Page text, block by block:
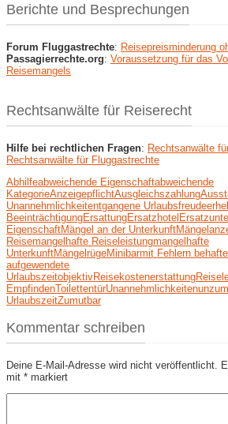
Berichte und Besprechungen
Forum Fluggastrechte: Reisepreisminderung
Passagierrechte.org: Voraussetzung für das
Reisemangels
Rechtsanwälte für Reiserecht
Hilfe bei rechtlichen Fragen: Rechtsanwälte
Rechtsanwälte für Fluggastrechte
Abhilfeabweichende Eigenschaftabweichende
KategorieAnzeigepflichtAusgleichszahlung
Unannehmlichkeitentgangene Urlaubsfreude
BeeinträchtigungErsattungErsatzhotel
EigenschaftMängel an der Unterkunft
Reisemangelhafte Reiseleistungmangelhafte
UnterkunftMängelrügeMinibarmit Fehlern
aufgewendete
UrlaubszeitobjektivReisekostenerstattung
EmpfindenToilettentürUnannehmlichkeiten
UrlaubszeitZumutbar
Kommentar schreiben
Deine E-Mail-Adresse wird nicht veröffentlicht.
mit * markiert